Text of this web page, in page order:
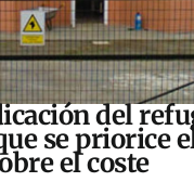
del
se priorice
el coste